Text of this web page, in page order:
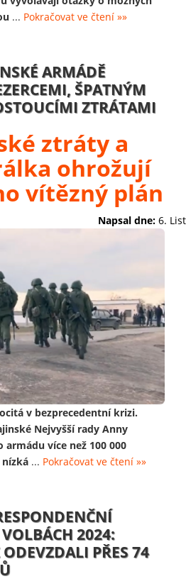
... Pokračovat ve čtení »»
ARMÁDĚ
ŠPATNÝM
ZTRÁTAMI
ztráty a
ohrožují
vítězný plán
Napsal dne: 6.
v bezprecedentní krizi.
Nejvyšší rady Anny
více než 100 000
... Pokračovat ve čtení »»
2024:
PŘES 74